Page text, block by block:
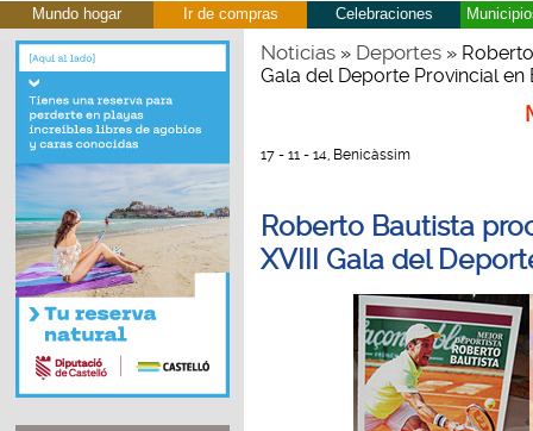
Mundo hogar Ir de compras Celebraciones
Noticias» Deportes»
Gala del Deporte Provincial en
17 - 11 - 14, Benicàssim
Roberto Bautista
XVIII Gala del